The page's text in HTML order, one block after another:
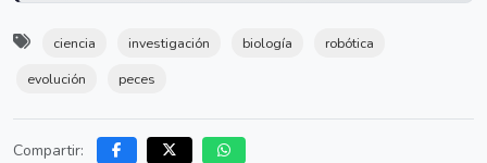
ciencia investigación biología
robótica
evolución
peces
Compartir: